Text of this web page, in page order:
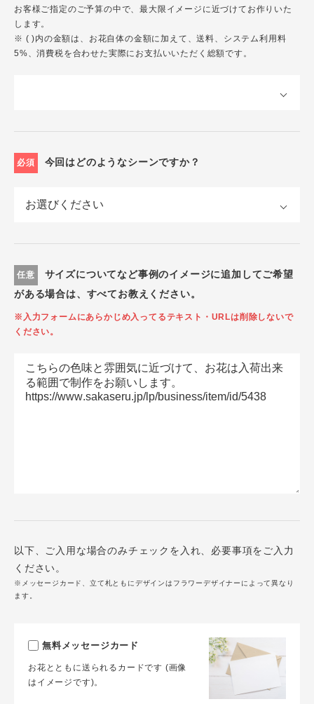
お客様ご指定のご予算の中で、最大限イメージに近づけてお作りいた
します。
※ ( )内の金額は、お花自体の金額に加えて、送料、システム利用料
5%、消費税を合わせた実際にお支払いいただく総額です。
必須 今回はどのようなシーンですか？
任意
サイズについてなど事例のイメージに追加してご希望
がある場合は、すべてお教えください。
※入力フォームにあらかじめ入ってるテキスト・URLは削除しないで
ください。
以下、ご入用な場合のみチェックを入れ、必要事項をご入力
ください。
※メッセージカード、立て札ともにデザインはフラワーデザイナーによって異なり
ます。
無料メッセージカード
お花とともに送られるカードです (画像
はイメージです)。